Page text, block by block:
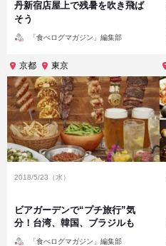
丹新宿店屋上で残暑を吹き飛ば
そう
「食べログマガジン」編集部
京都 東京
2018/5/23（水）
ビアガーデンで“プチ旅行”気
分！台湾、韓国、ブラジルも
「食べログマガジン」編集部